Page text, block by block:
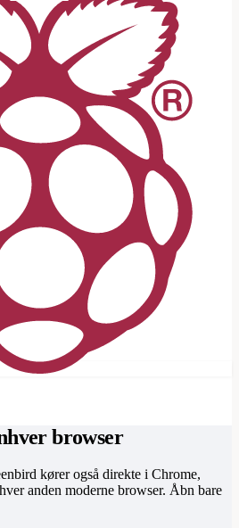
browser
kører også direkte i Chrome,
anden moderne browser. Åbn bare